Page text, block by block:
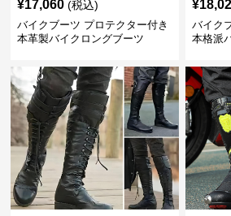
¥17,060 (税込)
バイクブーツ プロテクター付き
本革製バイクロングブーツ
¥
バイク
本格派